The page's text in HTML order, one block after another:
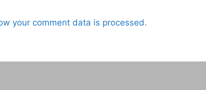
your comment data is processed.